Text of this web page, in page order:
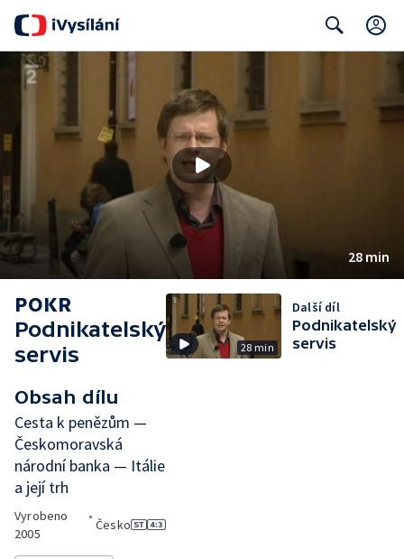
28 min
POKR
Podnikatelský
servis
Obsah dílu
Cesta k penězům —
Českomoravská
národní banka — Itálie
a její trh
Vyrobeno
2005
•
Česko
28 min
Další díl
Podnikatelský
servis